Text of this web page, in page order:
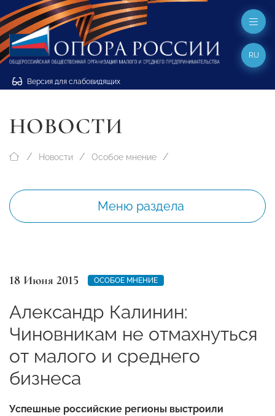
Версия для слабовидящих
RU
НОВОСТИ
Новости Особое мнение
Меню раздела
18 Июня 2015 ОСОБОЕ МНЕНИЕ
Александр Калинин:
Чиновникам не отмахнуться
от малого и среднего
бизнеса
Успешные российские регионы выстроили